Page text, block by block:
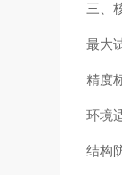
三、
最大
精度
环境
结构